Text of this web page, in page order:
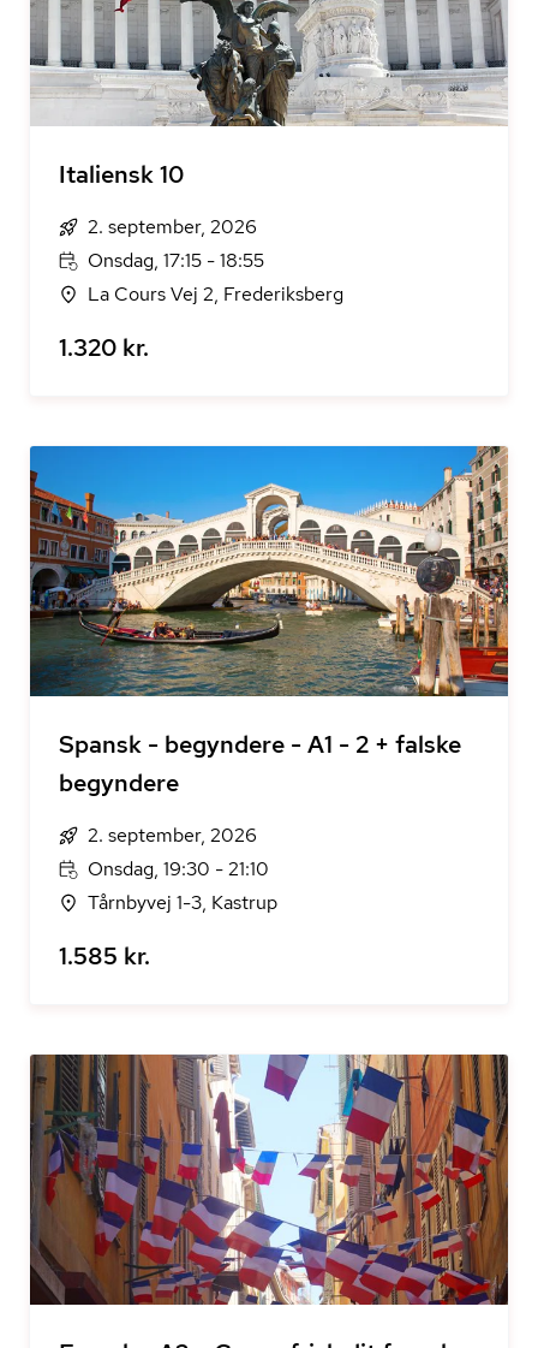
Italiensk 10
2. september, 2026
Onsdag, 17:15 - 18:55
La Cours Vej 2, Frederiksberg
1.320 kr.
Spansk - begyndere - A1 - 2 + falske
begyndere
2. september, 2026
Onsdag, 19:30 - 21:10
Tårnbyvej 1-3, Kastrup
1.585 kr.